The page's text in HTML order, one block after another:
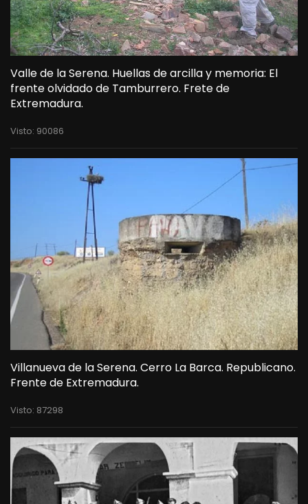
Valle de la Serena. Huellas de arcilla y memoria: El
frente olvidado de Tamburrero. Frete de
Extremadura.
Visto: 90086
Villanueva de la Serena. Cerro La Barca. Republicano.
Frente de Extremadura.
Visto: 87298